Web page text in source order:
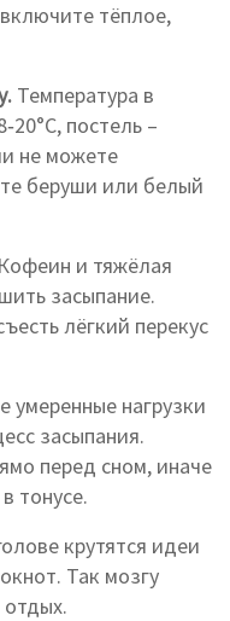
тёплое,
Температура в
постель –
не можете
беруши или белый
Кофеин и тяжёлая
засыпание.
лёгкий перекус
умеренные нагрузки
засыпания.
перед сном, иначе
тонусе.
крутятся идеи
Так мозгу
отдых.